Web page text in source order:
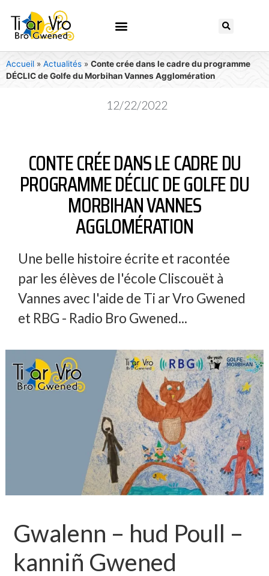
Accueil » Actualités » Conte crée dans le cadre du programme
DÉCLIC de Golfe du Morbihan Vannes Agglomération
12/22/2022
CONTE CRÉE DANS LE CADRE DU
PROGRAMME DÉCLIC DE GOLFE DU
MORBIHAN VANNES
AGGLOMÉRATION
Une belle histoire écrite et racontée
par les élèves de l'école Cliscouët à
Vannes avec l'aide de Ti ar Vro Gwened
et RBG - Radio Bro Gwened...
Gwalenn – hud Poull –
kanniñ Gwened